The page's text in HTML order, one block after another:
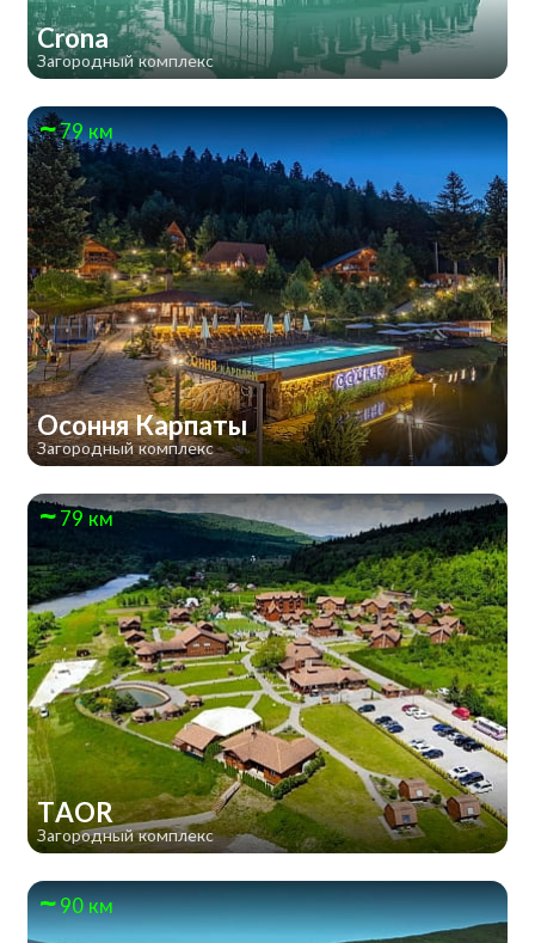
Crona
Загородный комплекс
79 км
Осоння Карпаты
Загородный комплекс
79 км
TAOR
Загородный комплекс
90 км